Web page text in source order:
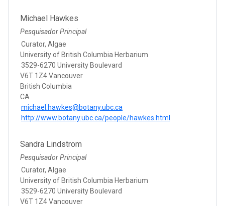
Michael Hawkes
Pesquisador Principal
Curator, Algae
University of British Columbia Herbarium
3529-6270 University Boulevard
V6T 1Z4 Vancouver
British Columbia
CA
michael.hawkes@botany.ubc.ca
http://www.botany.ubc.ca/people/hawkes.html
Sandra Lindstrom
Pesquisador Principal
Curator, Algae
University of British Columbia Herbarium
3529-6270 University Boulevard
V6T 1Z4 Vancouver